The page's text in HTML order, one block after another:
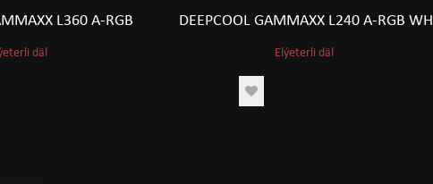
L360 A-RGB
däl
DEEPCOOL GAMMAXX L240 A-RGB WH
Elýeterli däl